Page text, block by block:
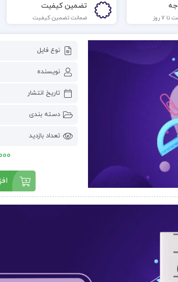
7 روز
تضمین کیفیت
ضمانت تضمین کیفیت
نوع فایل
نویسنده
تاریخ انتشار
دسته بندی
تعداد بازدید